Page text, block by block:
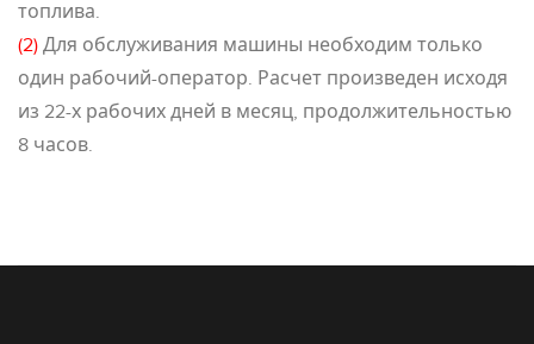
топлива.
(2) Для обслуживания машины необходим только
один рабочий-оператор. Расчет произведен исходя
из 22-х рабочих дней в месяц, продолжительностью
8 часов.